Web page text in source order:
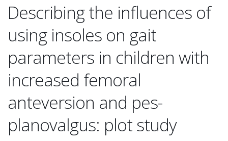
Describing the influences of
using insoles on gait
parameters in children with
increased femoral
anteversion and pes-
planovalgus: plot study